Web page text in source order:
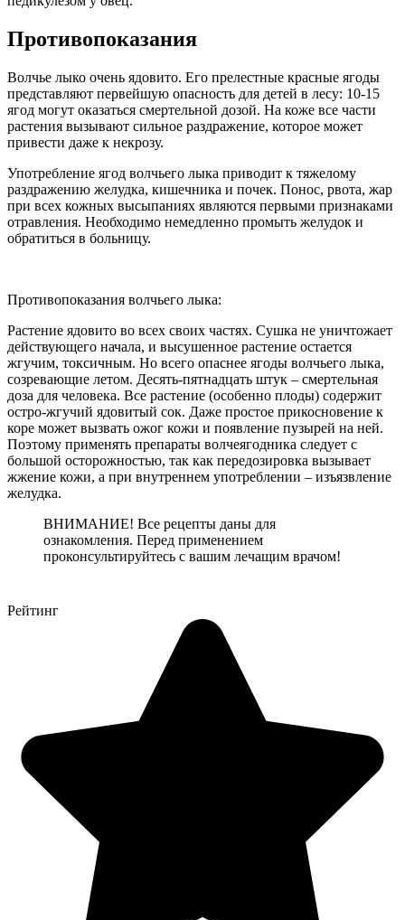
Противопоказания
Волчье лыко очень ядовито. Его прелестные красные ягоды
представляют первейшую опасность для детей в лесу: 10-15
ягод могут оказаться смертельной дозой. На коже все части
растения вызывают сильное раздражение, которое может
привести даже к некрозу.
Употребление ягод волчьего лыка приводит к тяжелому
раздражению желудка, кишечника и почек. Понос, рвота, жар
при всех кожных высыпаниях являются первыми признаками
отравления. Необходимо немедленно промыть желудок и
обратиться в больницу.
Противопоказания волчьего лыка:
Растение ядовито во всех своих частях. Сушка не уничтожает
действующего начала, и высушенное растение остается
жгучим, токсичным. Но всего опаснее ягоды волчьего лыка,
созревающие летом. Десять-пятнадцать штук – смертельная
доза для человека. Все растение (особенно плоды) содержит
остро-жгучий ядовитый сок. Даже простое прикосновение к
коре может вызвать ожог кожи и появление пузырей на ней.
Поэтому применять препараты волчеягодника следует с
большой осторожностью, так как передозировка вызывает
жжение кожи, а при внутреннем употреблении – изъязвление
желудка.
ВНИМАНИЕ! Все рецепты даны для
ознакомления. Перед применением
проконсультируйтесь с вашим лечащим врачом!
Рейтинг